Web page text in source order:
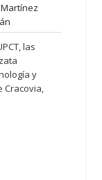
las
y
Cracovia,